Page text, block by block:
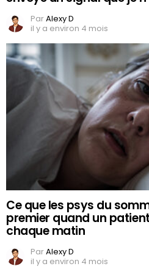
ParAlexy D
il y a environ 4 mois
Ce que les psys du
premier quand un
chaque matin
ParAlexy D
il y a environ 4 mois